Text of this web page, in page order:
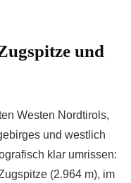
und
Westen Nordtirols,
und westlich
klar umrissen:
(2.964 m), im